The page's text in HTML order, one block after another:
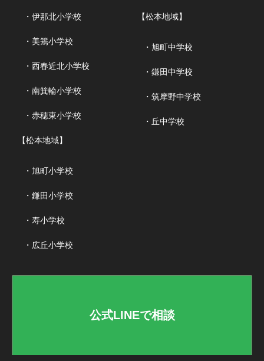
・伊那北小学校
・美篶小学校
・西春近北小学校
・南箕輪小学校
・赤穂東小学校
【松本地域】
・旭町小学校
・鎌田小学校
・寿小学校
・広丘小学校
【松本地域】
・旭町中学校
・鎌田中学校
・筑摩野中学校
・丘中学校
公式LINEで相談